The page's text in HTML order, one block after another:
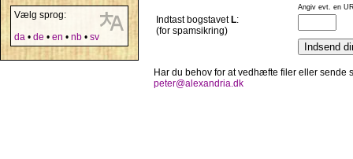
Vælg sprog:
da • de • en • nb • sv
Angiv evt. en
Indtast bogstavet L:
(for spamsikring)
Har du behov for at vedhæfte filer eller sende
peter@alexandria.dk